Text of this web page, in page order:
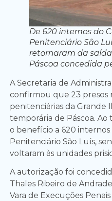
De 620 internos do
Penitenciário São
retornaram da
Páscoa concedida
A Secretaria de
confirmou que 23 presos
penitenciárias da Grande
temporária de Páscoa.
o benefício a 620
Penitenciário São Luís,
voltaram às unidades
A autorização foi
Thales Ribeiro de
Vara de Execuções